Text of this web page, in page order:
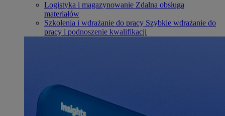
Logistyka i magazynowanie Zdalna obsługa
materiałów
Szkolenia i wdrażanie do pracy Szybkie wdrażanie do
pracy i podnoszenie kwalifikacji